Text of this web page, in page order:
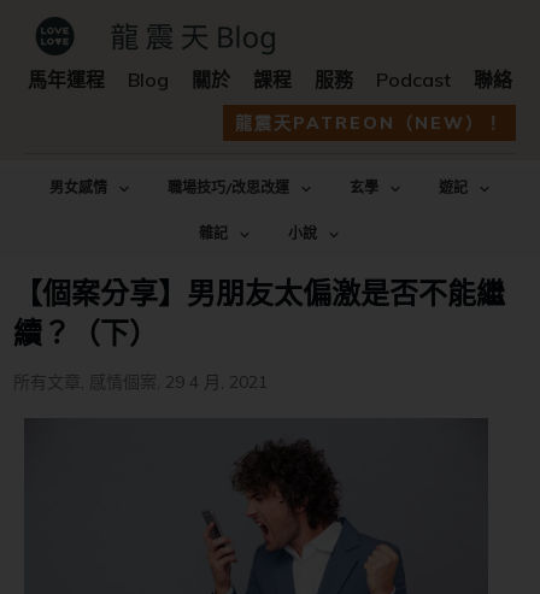
馬年運程 Blog 關於 課程 服務 Podcast 聯絡
龍震天PATREON（NEW）！
男女感情 職場技巧/改思改運 玄學
遊記
雜記
小說
【個案分享】男朋友太偏激是否不能繼
續？（下）
所有文章 , 感情個案, 29 4 月, 2021